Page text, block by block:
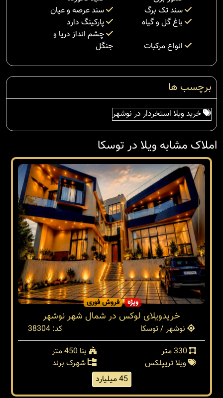
سند تک برگ
سند عرصه و عیان
باغ گل و گیاه
پارکینگ دارد
انواع مرکبات
چشم انداز دریا و
جنگل
برچسب ها
خرید ویلا استخردار در نوشهر
املاک مشابه ویلا در توسکا
ویژه فروش فوری
خریدویلای لوکس در شمال شهر نوشهر
نوشهر / توسکا
کد: 38304
بنا 450 متر
ویلا تریپلکس
شهرک برند
45 میلیارد